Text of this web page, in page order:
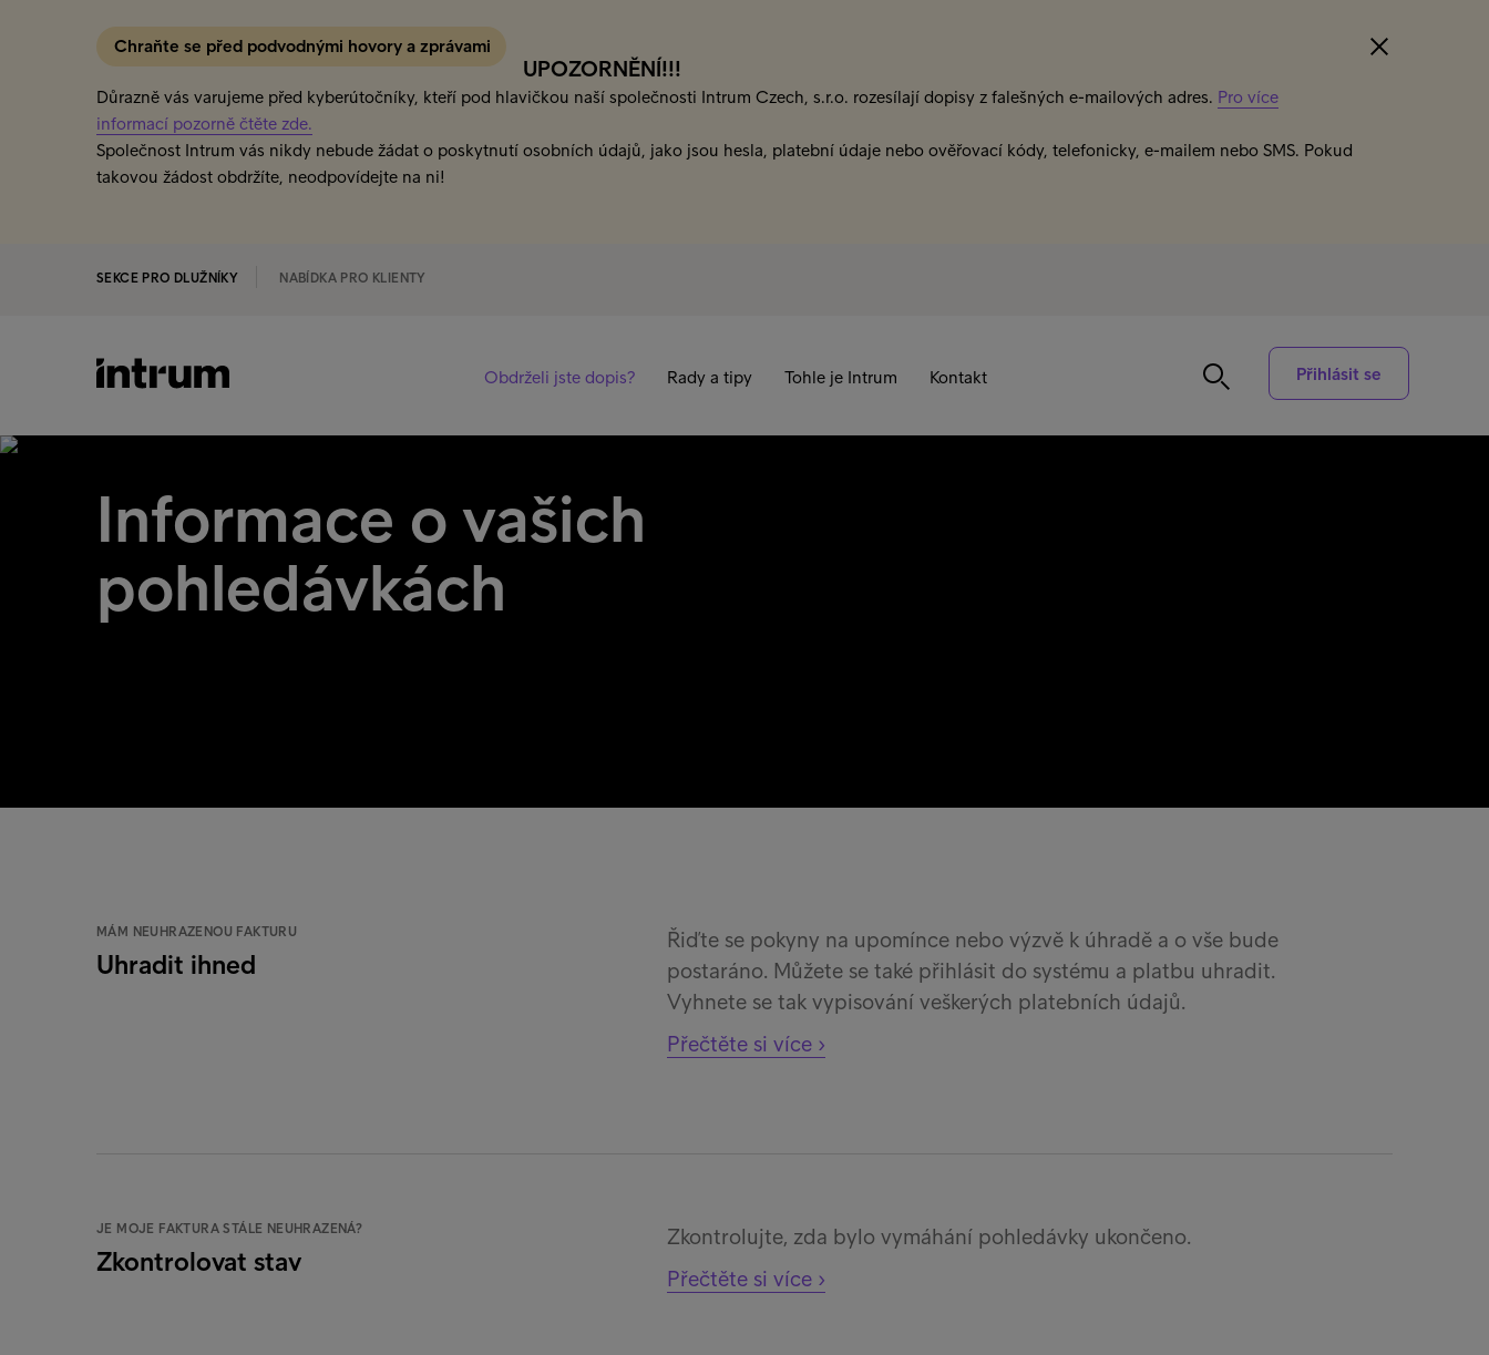
Chraňte se před podvodnými hovory a zprávami
UPOZORNĚNÍ!!!
Důrazně vás varujeme před kyberútočníky, kteří pod hlavičkou naší společnosti Intrum Czech, s.r.o. rozesílají dopisy z falešných e-mailových adres. Pro více
informací pozorně čtěte zde.
Společnost Intrum vás nikdy nebude žádat o poskytnutí osobních údajů, jako jsou hesla, platební údaje nebo ověřovací kódy, telefonicky, e-mailem nebo SMS. Pokud
takovou žádost obdržíte, neodpovídejte na ni!
SEKCE PRO DLUŽNÍKY NABÍDKA PRO KLIENTY
Obdrželi jste dopis? Rady a tipy Tohle je Intrum Kontakt Přihlásit se
Informace o vašich
pohledávkách
MÁM NEUHRAZENOU FAKTURU
Uhradit ihned
Řiďte se pokyny na upomínce nebo výzvě k úhradě a o vše bude
postaráno. Můžete se také přihlásit do systému a platbu uhradit.
Vyhnete se tak vypisování veškerých platebních údajů.
Přečtěte si více ›
JE MOJE FAKTURA STÁLE NEUHRAZENÁ?
Zkontrolovat stav
Zkontrolujte, zda bylo vymáhání pohledávky ukončeno.
Přečtěte si více ›